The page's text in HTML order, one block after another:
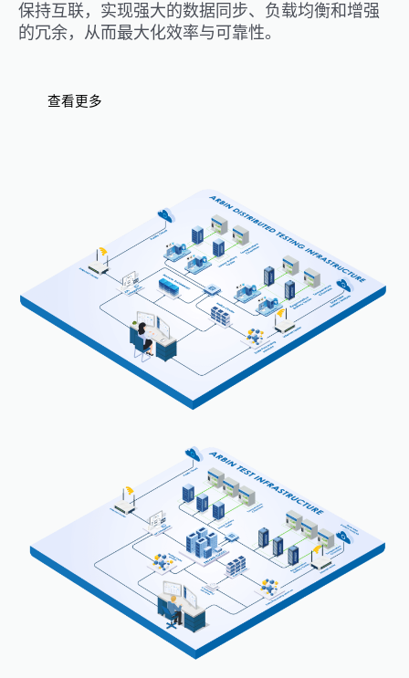
保持互联，实现强大的数据同步、负载均衡和增强
的冗余，从而最大化效率与可靠性。
查看更多